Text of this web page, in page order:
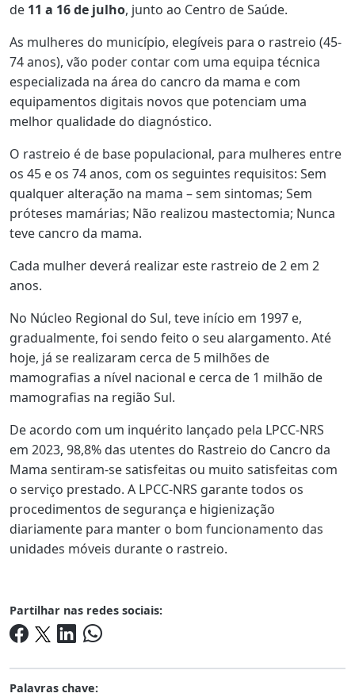
de 11 a 16 de julho, junto ao Centro de Saúde.
As mulheres do município, elegíveis para o rastreio (45-
74 anos), vão poder contar com uma equipa técnica
especializada na área do cancro da mama e com
equipamentos digitais novos que potenciam uma
melhor qualidade do diagnóstico.
O rastreio é de base populacional, para mulheres entre
os 45 e os 74 anos, com os seguintes requisitos: Sem
qualquer alteração na mama – sem sintomas; Sem
próteses mamárias; Não realizou mastectomia; Nunca
teve cancro da mama.
Cada mulher deverá realizar este rastreio de 2 em 2
anos.
No Núcleo Regional do Sul, teve início em 1997 e,
gradualmente, foi sendo feito o seu alargamento. Até
hoje, já se realizaram cerca de 5 milhões de
mamografias a nível nacional e cerca de 1 milhão de
mamografias na região Sul.
De acordo com um inquérito lançado pela LPCC-NRS
em 2023, 98,8% das utentes do Rastreio do Cancro da
Mama sentiram-se satisfeitas ou muito satisfeitas com
o serviço prestado. A LPCC-NRS garante todos os
procedimentos de segurança e higienização
diariamente para manter o bom funcionamento das
unidades móveis durante o rastreio.
Partilhar nas redes sociais:
Palavras chave: